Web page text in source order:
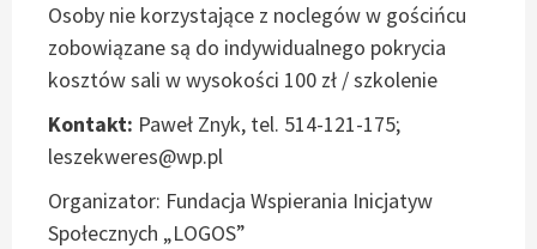
Osoby nie korzystające z noclegów w gościńcu
zobowiązane są do indywidualnego pokrycia
kosztów sali w wysokości 100 zł / szkolenie
Kontakt: Paweł Znyk, tel. 514-121-175;
leszekweres@wp.pl
Organizator: Fundacja Wspierania Inicjatyw
Społecznych „LOGOS”